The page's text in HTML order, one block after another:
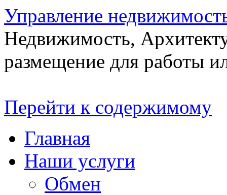
Управление
Недвижимость,
размещение для работы
Перейти к содержимому
Главная
Наши услуги
Обмен